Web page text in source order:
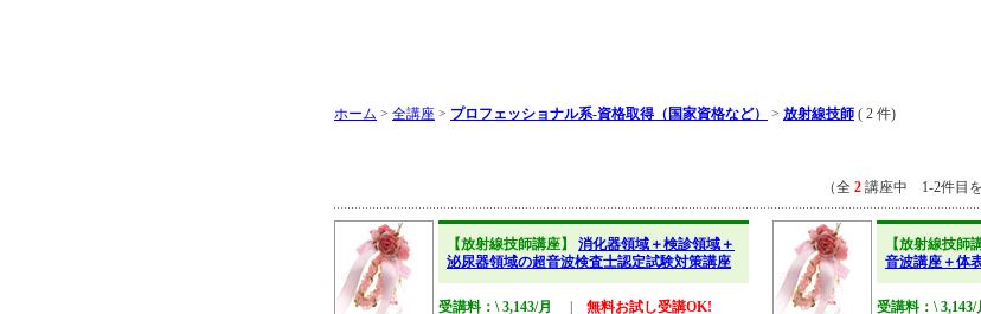
ホーム > 全講座 > プロフェッショナル系-資格取得（国家資格など） > 放射線技師 ( 2 件)
（全 2 講座中 1-2件目
【放射線技師講座】 消化器領域＋検診領域＋
泌尿器領域の超音波検査士認定試験対策講座
受講料：\ 3,143/月
無料お試し受講OK!
【放射線技師
音波講座＋体
受講料：\ 3,143/